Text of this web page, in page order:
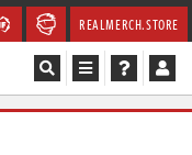
REALMERCH.STORE